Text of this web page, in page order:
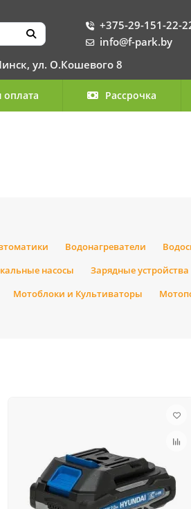
+375-29-151-22-
info@f-park.by
ул. О.Кошевого 8
оплата Рассрочка
Водонагреватели
насосы Зарядные устройства
Мотоблоки и Культиваторы